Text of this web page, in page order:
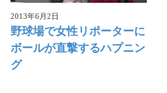
2013年6月2日
野球場で女性リポーターに
ボールが直撃するハプニン
グ